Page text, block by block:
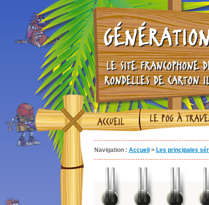
LE SITE FRANCOPHONE
RONDELLES DE CARTON
ACCUEIL LE POG À
Navigation : Accueil > Les principales